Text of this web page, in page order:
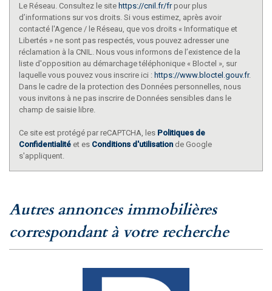
Le Réseau. Consultez le site https://cnil.fr/frpour plus
d’informations sur vos droits. Si vous estimez, après avoir
contacté l'Agence / le Réseau, que vos droits « Informatique et
Libertés » ne sont pas respectés, vous pouvez adresser une
réclamation à la CNIL. Nous vous informons de l’existence de la
liste d'opposition au démarchage téléphonique « Bloctel », sur
laquelle vous pouvez vous inscrire ici : https://www.bloctel.gouv.fr.
Dans le cadre de la protection des Données personnelles, nous
vous invitons à ne pas inscrire de Données sensibles dans le
champ de saisie libre.
Ce site est protégé par reCAPTCHA, les Politiques de
Confidentialité et es Conditions d'utilisation de Google
s'appliquent.
autres annonces immobilières
correspondant à votre recherche